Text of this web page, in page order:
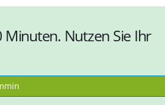
Nutzen Sie Ihr